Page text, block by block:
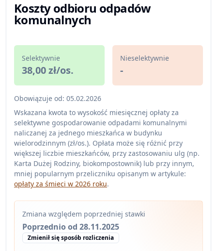
Koszty odbioru odpadów
komunalnych
Selektywnie
38,00 zł/os.
Nieselektywnie
-
Obowiązuje od: 05.02.2026
Wskazana kwota to wysokość miesięcznej opłaty za
selektywne gospodarowanie odpadami komunalnymi
naliczanej za jednego mieszkańca w budynku
wielorodzinnym (zł/os.). Opłata może się różnić przy
większej liczbie mieszkańców, przy zastosowaniu ulg (np.
Karta Dużej Rodziny, biokompostownik) lub przy innym,
mniej popularnym przeliczniku opisanym w artykule:
opłaty za śmieci w 2026 roku.
Zmiana względem poprzedniej stawki
Poprzednio od 28.11.2025
Zmienił się sposób rozliczenia